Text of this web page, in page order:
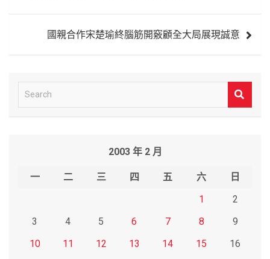
國親合作宋楚瑜終腦筋開竅顧全大局展現誠意
e
2003 年 2 月
一 二 三 四 五 六
日
1
2
3
4 5 6 7 8
9
10
11 12 13 14 15
16